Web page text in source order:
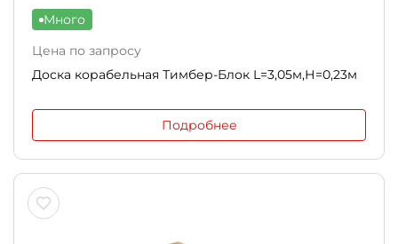
Много
Цена по запросу
Доска корабельная Тимбер-Блок L=3,05м,Н=0,23м
Подробнее